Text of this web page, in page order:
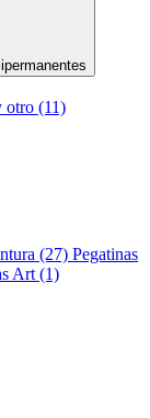
otro (11)
(27) Pegatinas
Art (1)